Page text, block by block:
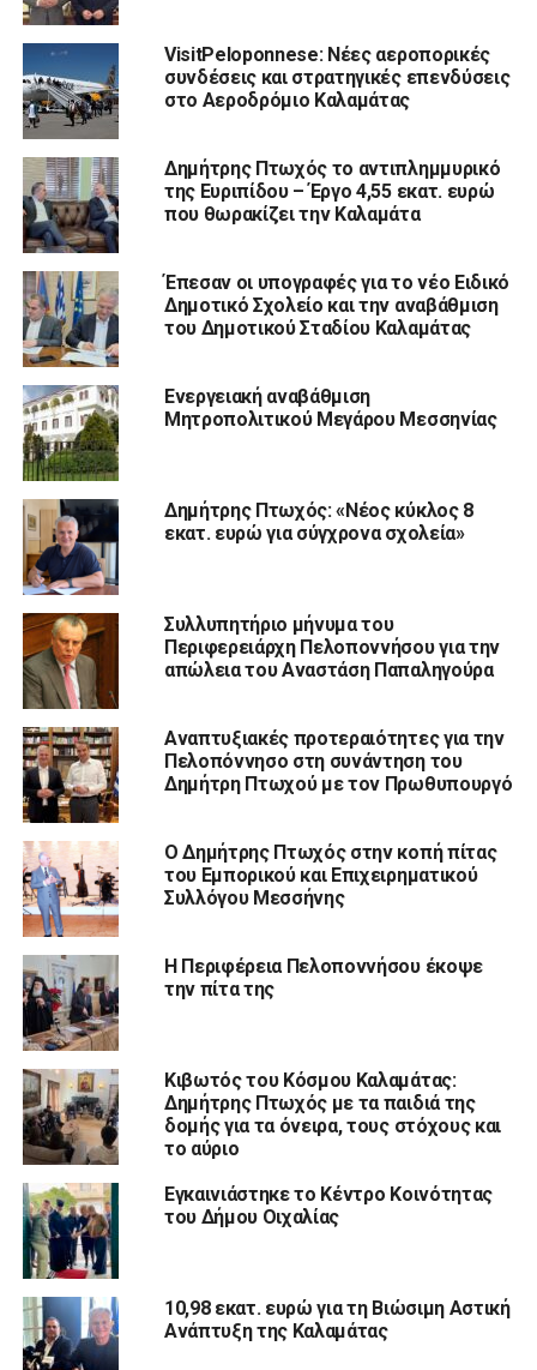
VisitPeloponnese: Νέες αεροπορικές
συνδέσεις και στρατηγικές επενδύσεις
στο Αεροδρόμιο Καλαμάτας
Δημήτρης Πτωχός το αντιπλημμυρικό
της Ευριπίδου – Έργο 4,55 εκατ. ευρώ
που θωρακίζει την Καλαμάτα
Έπεσαν οι υπογραφές για το νέο Ειδικό
Δημοτικό Σχολείο και την αναβάθμιση
του Δημοτικού Σταδίου Καλαμάτας
Ενεργειακή αναβάθμιση
Μητροπολιτικού Μεγάρου Μεσσηνίας
Δημήτρης Πτωχός: «Νέος κύκλος 8
εκατ. ευρώ για σύγχρονα σχολεία»
Συλλυπητήριο μήνυμα του
Περιφερειάρχη Πελοποννήσου για την
απώλεια του Αναστάση Παπαληγούρα
Αναπτυξιακές προτεραιότητες για την
Πελοπόννησο στη συνάντηση του
Δημήτρη Πτωχού με τον Πρωθυπουργό
Ο Δημήτρης Πτωχός στην κοπή πίτας
του Εμπορικού και Επιχειρηματικού
Συλλόγου Μεσσήνης
Η Περιφέρεια Πελοποννήσου έκοψε
την πίτα της
Κιβωτός του Κόσμου Καλαμάτας:
Δημήτρης Πτωχός με τα παιδιά της
δομής για τα όνειρα, τους στόχους και
το αύριο
Εγκαινιάστηκε το Κέντρο Κοινότητας
του Δήμου Οιχαλίας
10,98 εκατ. ευρώ για τη Βιώσιμη Αστική
Ανάπτυξη της Καλαμάτας